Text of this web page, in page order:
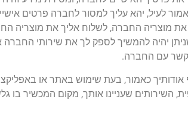
לעיל, יהא עליך למסור לחברה פרטים
את מוצריה החברה, לשלוח אליך את מוצריה
יהיה להמשיך לספק לך את שירותי
קשר עם החברה.
כאמור, בעת שימוש באתר או